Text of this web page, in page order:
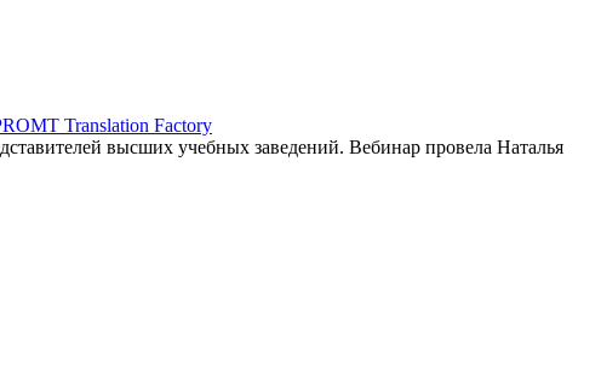
Translation Factory
высших учебных заведений. Вебинар провела Наталья